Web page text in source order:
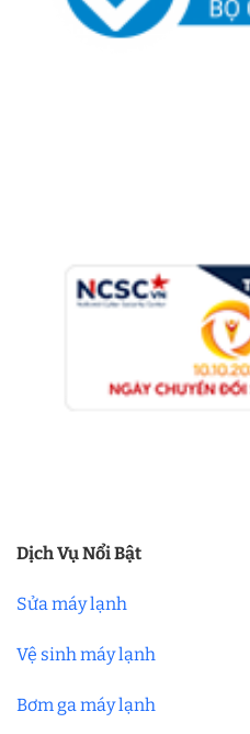
Dịch Vụ Nổi Bật
Sửa máy lạnh
Vệ sinh máy lạnh
Bơm ga máy lạnh